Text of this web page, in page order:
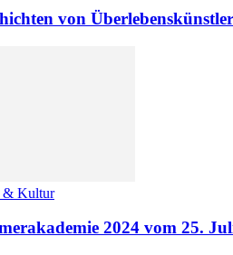
von
& Kultur
2024 vom 25.